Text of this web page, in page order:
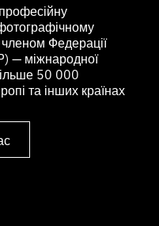
членом Федерації
— міжнародної
50 000
та інших країнах